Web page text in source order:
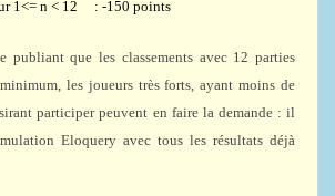
1<= n < 12 : -150 points
publiant que les classements avec 12 parties
les joueurs très forts, ayant moins de
participer peuvent en faire la demande : il
Eloquery avec tous les résultats déjà